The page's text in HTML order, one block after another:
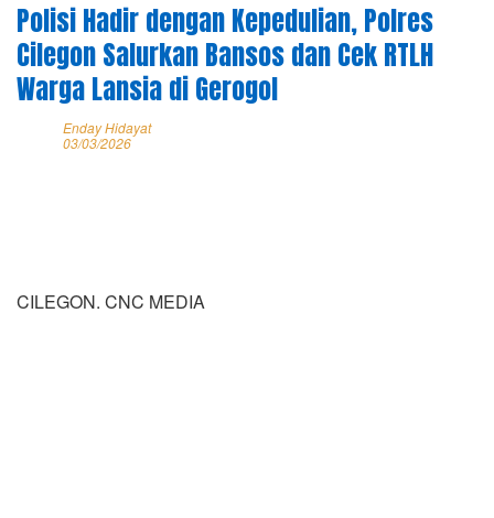
Polisi Hadir dengan Kepedulian, Polres
Cilegon Salurkan Bansos dan Cek RTLH
Warga Lansia di Gerogol
Enday Hidayat
03/03/2026
CILEGON. CNC MEDIA